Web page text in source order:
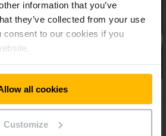
information that you’ve
they’ve collected from your use
consent to our cookies if you
all cookies
Customize